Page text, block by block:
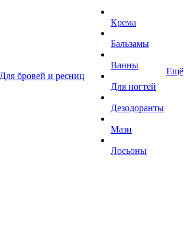
Для бровей и ресниц
Крема
Бальзамы
Ванны
Для ногтей
Дезодоранты
Мази
Лосьоны
Ещё